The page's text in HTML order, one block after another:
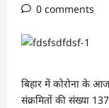
0 comments
बिहार में कोरोना के
संक्रमितों की संख्या